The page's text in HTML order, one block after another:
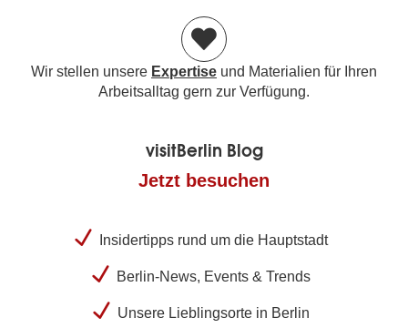
Wir stellen unsere Expertise und Materialien für Ihren
Arbeitsalltag gern zur Verfügung.
visitBerlin Blog
Jetzt besuchen
Insidertipps rund um die Hauptstadt
Berlin-News, Events & Trends
Unsere Lieblingsorte in Berlin